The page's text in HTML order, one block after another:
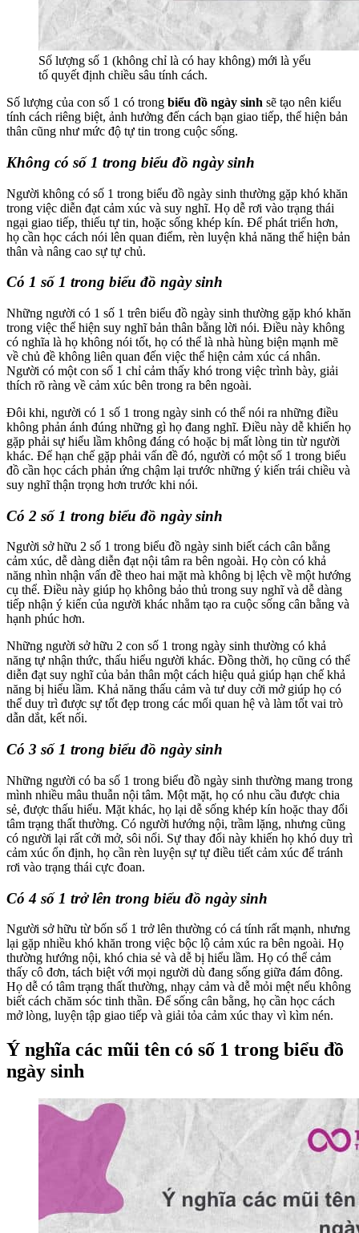
Số lượng số 1 (không chỉ là có hay không) mới là yếu
tố quyết định chiều sâu tính cách.
Số lượng của con số 1 có trong biểu đồ ngày sinh sẽ tạo nên kiểu
tính cách riêng biệt, ảnh hưởng đến cách bạn giao tiếp, thể hiện bản
thân cũng như mức độ tự tin trong cuộc sống.
Không có số 1 trong biểu đồ ngày sinh
Người không có số 1 trong biểu đồ ngày sinh thường gặp khó khăn
trong việc diễn đạt cảm xúc và suy nghĩ. Họ dễ rơi vào trạng thái
ngại giao tiếp, thiếu tự tin, hoặc sống khép kín. Để phát triển hơn,
họ cần học cách nói lên quan điểm, rèn luyện khả năng thể hiện bản
thân và nâng cao sự tự chủ.
Có 1 số 1 trong biểu đồ ngày sinh
Những người có 1 số 1 trên biểu đồ ngày sinh thường gặp khó khăn
trong việc thể hiện suy nghĩ bản thân bằng lời nói. Điều này không
có nghĩa là họ không nói tốt, họ có thể là nhà hùng biện mạnh mẽ
về chủ đề không liên quan đến việc thể hiện cảm xúc cá nhân.
Người có một con số 1 chỉ cảm thấy khó trong việc trình bày, giải
thích rõ ràng về cảm xúc bên trong ra bên ngoài.
Đôi khi, người có 1 số 1 trong ngày sinh có thể nói ra những điều
không phản ánh đúng những gì họ đang nghĩ. Điều này dễ khiến họ
gặp phải sự hiểu lầm không đáng có hoặc bị mất lòng tin từ người
khác. Để hạn chế gặp phải vấn đề đó, người có một số 1 trong biểu
đồ cần học cách phản ứng chậm lại trước những ý kiến trái chiều và
suy nghĩ thận trọng hơn trước khi nói.
Có 2 số 1 trong biểu đồ ngày sinh
Người sở hữu 2 số 1 trong biểu đồ ngày sinh biết cách cân bằng
cảm xúc, dễ dàng diễn đạt nội tâm ra bên ngoài. Họ còn có khả
năng nhìn nhận vấn đề theo hai mặt mà không bị lệch về một hướng
cụ thể. Điều này giúp họ không bảo thủ trong suy nghĩ và dễ dàng
tiếp nhận ý kiến của người khác nhằm tạo ra cuộc sống cân bằng và
hạnh phúc hơn.
Những người sở hữu 2 con số 1 trong ngày sinh thường có khả
năng tự nhận thức, thấu hiểu người khác. Đồng thời, họ cũng có thể
diễn đạt suy nghĩ của bản thân một cách hiệu quả giúp hạn chế khả
năng bị hiểu lầm. Khả năng thấu cảm và tư duy cởi mở giúp họ có
thể duy trì được sự tốt đẹp trong các mối quan hệ và làm tốt vai trò
dẫn dắt, kết nối.
Có 3 số 1 trong biểu đồ ngày sinh
Những người có ba số 1 trong biểu đồ ngày sinh thường mang trong
mình nhiều mâu thuẫn nội tâm. Một mặt, họ có nhu cầu được chia
sẻ, được thấu hiểu. Mặt khác, họ lại dễ sống khép kín hoặc thay đổi
tâm trạng thất thường. Có người hướng nội, trầm lặng, nhưng cũng
có người lại rất cởi mở, sôi nổi. Sự thay đổi này khiến họ khó duy trì
cảm xúc ổn định, họ cần rèn luyện sự tự điều tiết cảm xúc để tránh
rơi vào trạng thái cực đoan.
Có 4 số 1 trở lên trong biểu đồ ngày sinh
Người sở hữu từ bốn số 1 trở lên thường có cá tính rất mạnh, nhưng
lại gặp nhiều khó khăn trong việc bộc lộ cảm xúc ra bên ngoài. Họ
thường hướng nội, khó chia sẻ và dễ bị hiểu lầm. Họ có thể cảm
thấy cô đơn, tách biệt với mọi người dù đang sống giữa đám đông.
Họ dễ có tâm trạng thất thường, nhạy cảm và dễ mỏi mệt nếu không
biết cách chăm sóc tinh thần. Để sống cân bằng, họ cần học cách
mở lòng, luyện tập giao tiếp và giải tỏa cảm xúc thay vì kìm nén.
Ý nghĩa các mũi tên có số 1 trong biểu đồ
ngày sinh